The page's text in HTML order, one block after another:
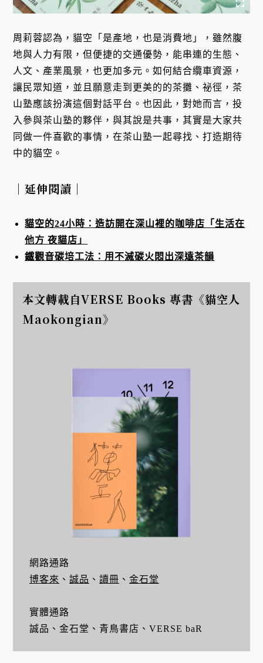
周莉蓉認為，貓空「是產地，也是消費地」，雖然腹
地與人力有限，但便捷的交通優勢，能串連的生態、
人文、產業風景，也更加多元。如何結合纜車資源，
讓民眾知道，並且願意走到更美的的茶攤、祕徑，茶
山塾應該扮演這個對話平台。也因此，對她而言，投
入參與茶山塾的夥伴，與其說是共事，其實是大家共
同做一件喜歡的事情，在茶山塾一起尋找、打造期待
中的貓空。
｜延伸閱讀｜
貓空的24小時：造訪開在深山裡的咖啡店「生活在
他方 夜貓店」
鐵觀音碳培工法：用不滅碳火悶出深遠茶韻
本文轉載自VERSE Books 專書《貓空人
Maokongian》
網路通路
博客來 、 誠品 、 讀冊 、 金石堂
實體通路
誠品、金石堂、青鳥書店、VERSE baR